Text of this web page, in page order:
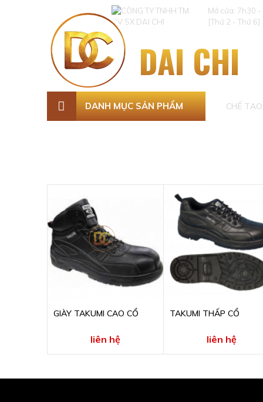
Mở cửa: 7h30
[Thứ 2 - Thứ 6]
DAI CHI
DANH MỤC SẢN PHẨM CHẾ
GIÀY TAKUMI CAO CỔ
liên hệ
TAKUMI THẤP CỔ
liên hệ